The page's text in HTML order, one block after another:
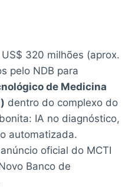
320 milhões (aprox.
pelo NDB para
de Medicina
dentro do complexo do
IA no diagnóstico,
automatizada.
oficial do MCTI
Banco de